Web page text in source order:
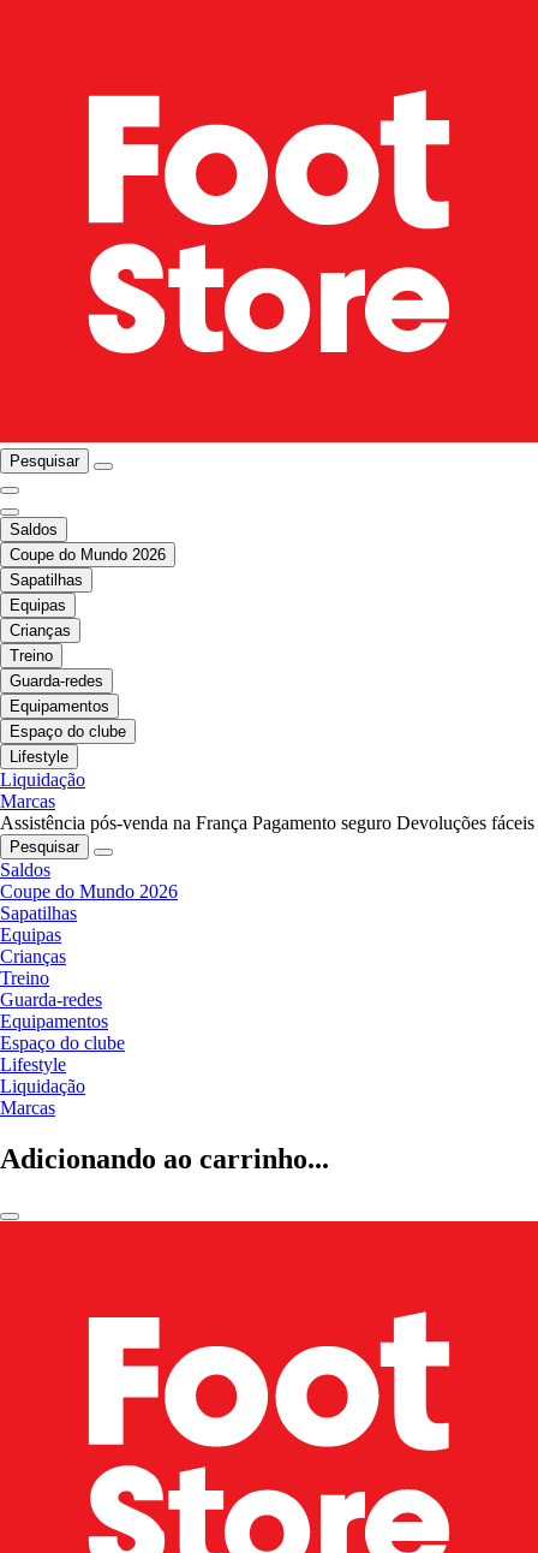
Pesquisar
Saldos
Coupe do Mundo 2026
Sapatilhas
Equipas
Crianças
Treino
Guarda-redes
Equipamentos
Espaço do clube
Lifestyle
Liquidação
Marcas
Assistência pós-venda na França Pagamento seguro Devoluções fáceis
Pesquisar
Saldos
Coupe do Mundo 2026
Sapatilhas
Equipas
Crianças
Treino
Guarda-redes
Equipamentos
Espaço do clube
Lifestyle
Liquidação
Marcas
Adicionando ao carrinho...